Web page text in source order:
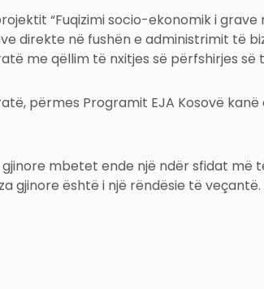
“Fuqizimi socio-ekonomik i
direkte në fushën e administrimit të
me qëllim të nxitjes së përfshirjes së
përmes Programit EJA Kosovë
mbetet ende një ndër sfidat
gjinore është i një rëndësie të